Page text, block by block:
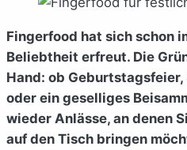
Fingerfood hat sich schon
Beliebtheit erfreut. Die
Hand: ob
oder ein geselliges
wieder Anlässe, an denen
auf den Tisch bringen